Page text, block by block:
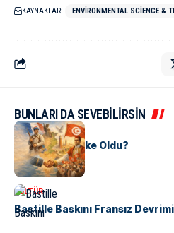
KAYNAKLAR: ENVIRONMENTAL SCIENCE &
BUNLARI DA SEVEBİLİRSİN
KÜLTÜR
Tunus Nasıl Ülke Oldu?
KÜLTÜR
Bastille Baskını Fransız